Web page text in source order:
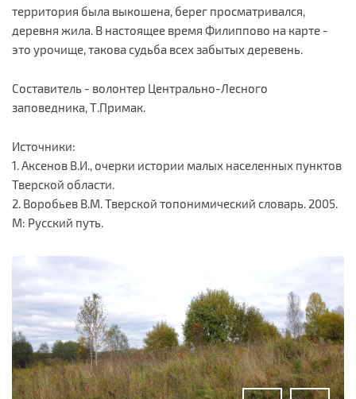
территория была выкошена, берег просматривался,
деревня жила. В настоящее время Филиппово на карте -
это урочище, такова судьба всех забытых деревень.
Составитель - волонтер Центрально-Лесного
заповедника, Т.Примак.
Источники:
1. Аксенов В.И., очерки истории малых населенных пунктов
Тверской области.
2. Воробьев В.М. Тверской топонимический словарь. 2005.
М: Русский путь.